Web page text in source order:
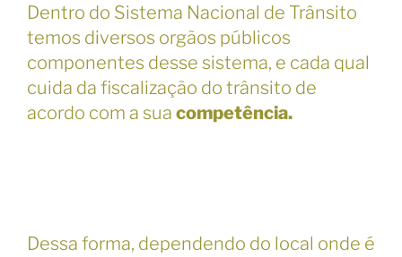
Dentro do Sistema Nacional de Trânsito
temos diversos orgãos públicos
componentes desse sistema, e cada qual
cuida da fiscalização do trânsito de
acordo com a sua competência.
Dessa forma, dependendo do local onde é